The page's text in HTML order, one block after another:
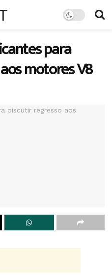
para
motores V8